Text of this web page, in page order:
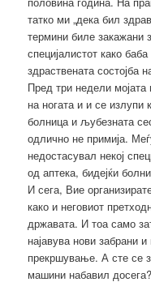
татко ми „дека бил
термини биле закажани
специјалистот како
здраствената состојба
Пред три недели
на ногата и и се
болница и љубезната
одлично не примија.
недостасувал некој
од аптека, бидејќи
И сега, Вие
како и неговиот
државата. И тоа само
најавува нови забрани
прекршување. А сте се
машини набавил